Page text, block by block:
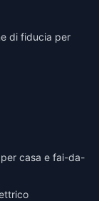
di fiducia per
casa e fai-da-